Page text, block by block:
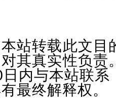
站转载此文
其真实性负
内与本站联
最终解释权。